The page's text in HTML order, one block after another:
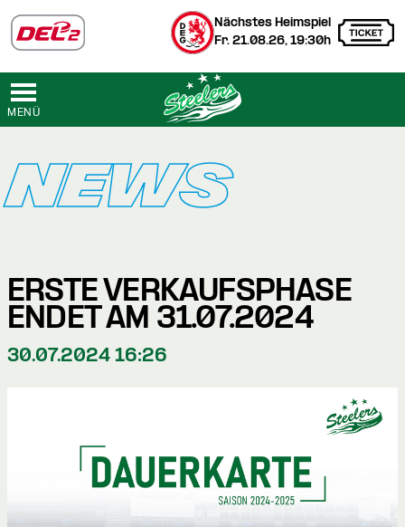
Nächstes Heimspiel
Fr. 21.08.26, 19:30h
MENÜ
NEWS
ERSTE VERKAUFSPHASE
ENDET AM 31.07.2024
30.07.2024 16:26